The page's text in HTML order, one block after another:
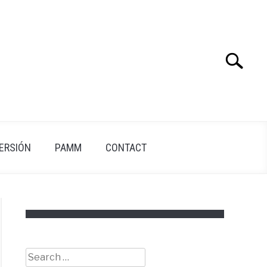
Search
PAMM CONTACT
Search